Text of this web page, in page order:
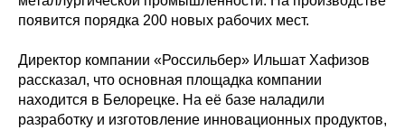
появится порядка 200 новых рабочих мест.
Директор компании «Россильбер» Ильшат Хафизов
рассказал, что основная площадка компании
находится в Белорецке. На её базе наладили
разработку и изготовление инновационных продуктов,